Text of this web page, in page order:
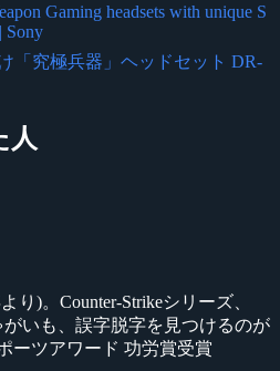
Gaming headsets with unique S
Sony
「究極兵器」ヘッドセット DR-
人
り)。Counter-Strikeシリーズ、
いも、誤字脱字を見つけるのが
ーツアワード 功労賞受賞